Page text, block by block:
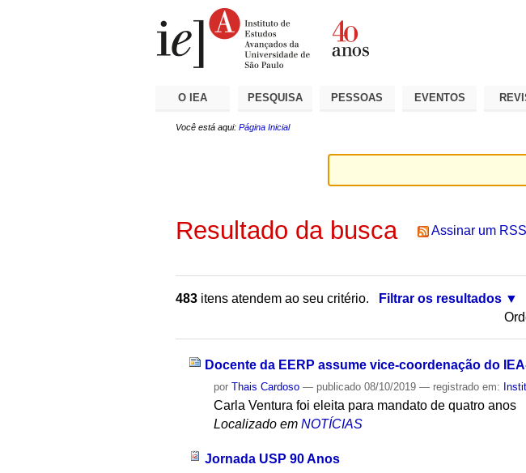
O IEA PESQUISA PESSOAS EVENTOS
Você está aqui: Página Inicial
Resultado da busca Assinar um
483 itens atendem ao seu critério.
Filtrar os resultados
Docente da EERP assume vice-coordenação do
porThais Cardoso — publicado 08/10/2019— registrado em:
Carla Ventura foi eleita para mandato de quatro anos
Localizado em NOTÍCIAS
Jornada USP 90 Anos